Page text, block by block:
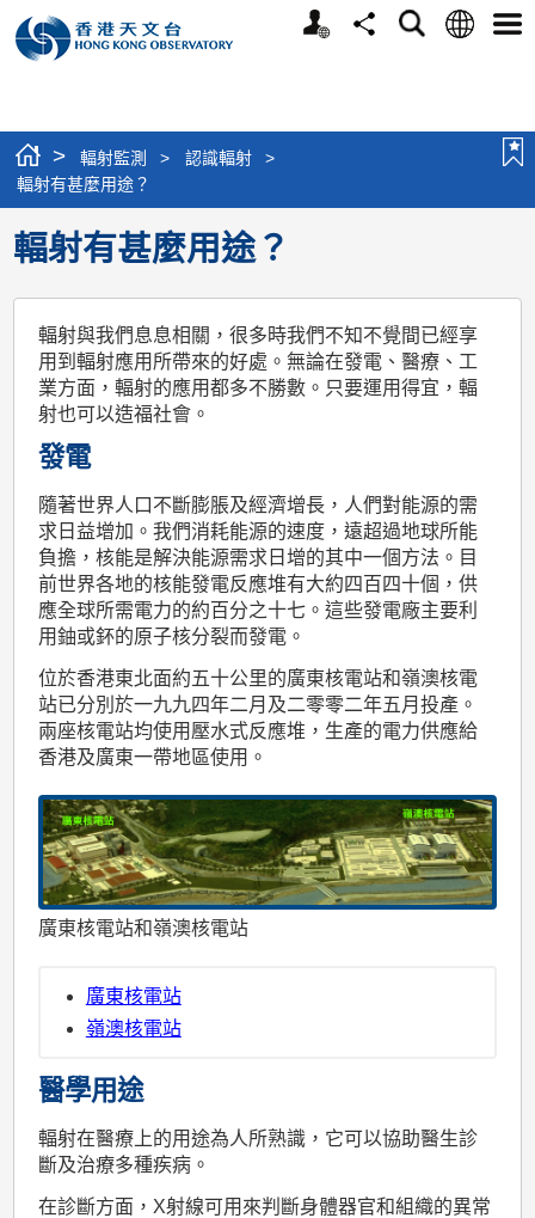
個
分
搜
語
選
> 輻射監測 > 認識輻射
>
輻射有甚麼用途？
輻射有甚麼用途？
輻射與我們息息相關，很多時我們不知不覺間已經享
用到輻射應用所帶來的好處。無論在發電、醫療、工
業方面，輻射的應用都多不勝數。只要運用得宜，輻
射也可以造福社會。
發電
隨著世界人口不斷膨脹及經濟增長，人們對能源的需
求日益增加。我們消耗能源的速度，遠超過地球所能
負擔，核能是解決能源需求日增的其中一個方法。目
前世界各地的核能發電反應堆有大約四百四十個，供
應全球所需電力的約百分之十七。這些發電廠主要利
用鈾或鈈的原子核分裂而發電。
位於香港東北面約五十公里的廣東核電站和嶺澳核電
站已分別於一九九四年二月及二零零二年五月投產。
兩座核電站均使用壓水式反應堆，生產的電力供應給
香港及廣東一帶地區使用。
廣東核電站和嶺澳核電站
廣東核電站
嶺澳核電站
醫學用途
輻射在醫療上的用途為人所熟識，它可以協助醫生診
斷及治療多種疾病。
在診斷方面，X射線可用來判斷身體器官和組織的異常